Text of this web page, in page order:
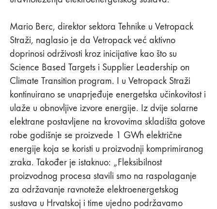
Mario Berc, direktor sektora Tehnike u Vetropack
Straži, naglasio je da Vetropack već aktivno
doprinosi održivosti kroz inicijative kao što su
Science Based Targets i Supplier Leadership on
Climate Transition program. I u Vetropack Straži
kontinuirano se unaprjeđuje energetska učinkovitost i
ulaže u obnovljive izvore energije. Iz dvije solarne
elektrane postavljene na krovovima skladišta gotove
robe godišnje se proizvede 1 GWh električne
energije koja se koristi u proizvodnji komprimiranog
zraka. Također je istaknuo: „Fleksibilnost
proizvodnog procesa stavili smo na raspolaganje
za održavanje ravnoteže elektroenergetskog
sustava u Hrvatskoj i time ujedno podržavamo